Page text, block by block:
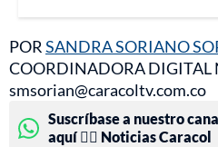
PORSANDRA SORIANO
COORDINADORA DIGITAL
smsorian@caracoltv.com.co
Suscríbase a nuestro
aquí 👉🏻 Noticias Caracol